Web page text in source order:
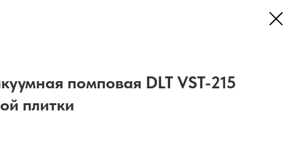
помповая DLT VST-215
плитки